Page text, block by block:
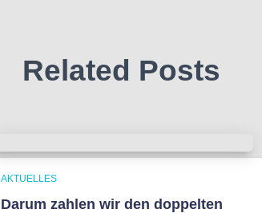
Related Posts
AKTUELLES
Darum zahlen wir den doppelten